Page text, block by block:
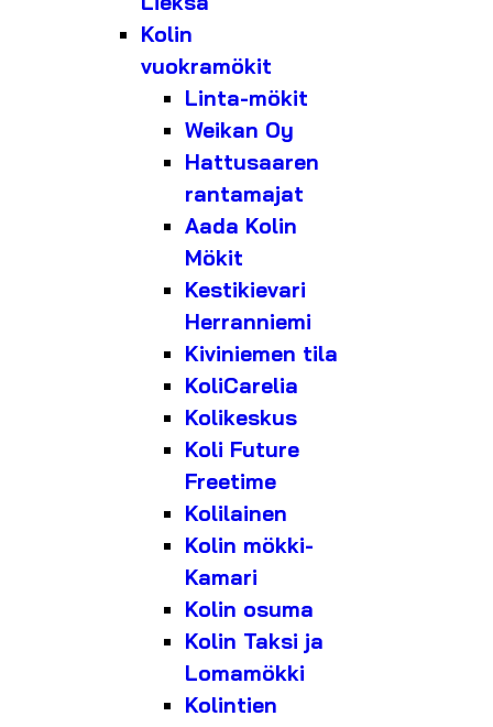
Kolin
vuokramökit
Linta-mökit
Weikan Oy
Hattusaaren
rantamajat
Aada Kolin
Mökit
Kestikievari
Herranniemi
Kiviniemen tila
KoliCarelia
Kolikeskus
Koli Future
Freetime
Kolilainen
Kolin mökki-
Kamari
Kolin osuma
Kolin Taksi ja
Lomamökki
Kolintien